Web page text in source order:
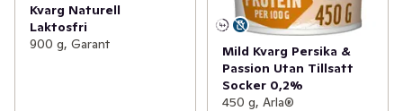
Kvarg Naturell
Laktosfri
900 g, Garant
Mild Kvarg Persika &
Passion Utan Tillsatt
Socker 0,2%
450 g, Arla®